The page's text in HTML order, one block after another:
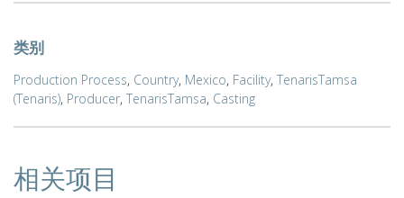
类别
Production Process, Country, Mexico, Facility, TenarisTamsa
(Tenaris), Producer, TenarisTamsa, Casting
相关项目